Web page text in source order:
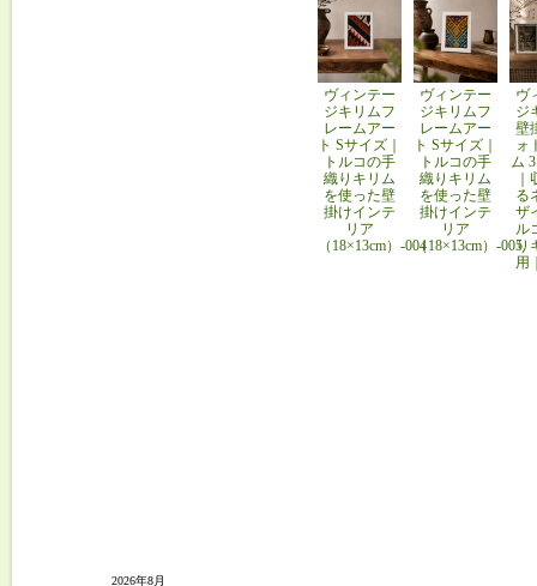
2026年8月
ヴィンテー
ジキリムフ
レームアー
ト Sサイズ｜
トルコの手
織りキリム
を使った壁
掛けインテ
リア
（18×13cm）-004
ヴィンテー
ジキリムフ
レームアー
ト Sサイズ｜
トルコの手
織りキリム
を使った壁
掛けインテ
リア
（18×13cm）-005
ヴ
ジ
壁
ォ
ム
る
ザ
ル
り
用